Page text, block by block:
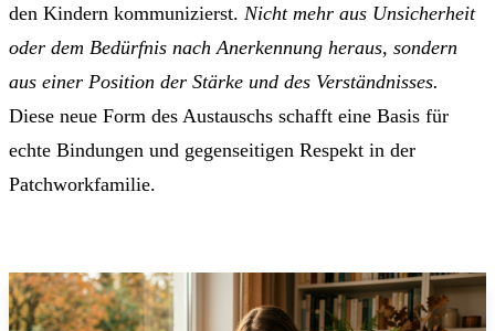
den Kindern kommunizierst. Nicht mehr aus Unsicherheit
oder dem Bedürfnis nach Anerkennung heraus, sondern
aus einer Position der Stärke und des Verständnisses.
Diese neue Form des Austauschs schafft eine Basis für
echte Bindungen und gegenseitigen Respekt in der
Patchworkfamilie.